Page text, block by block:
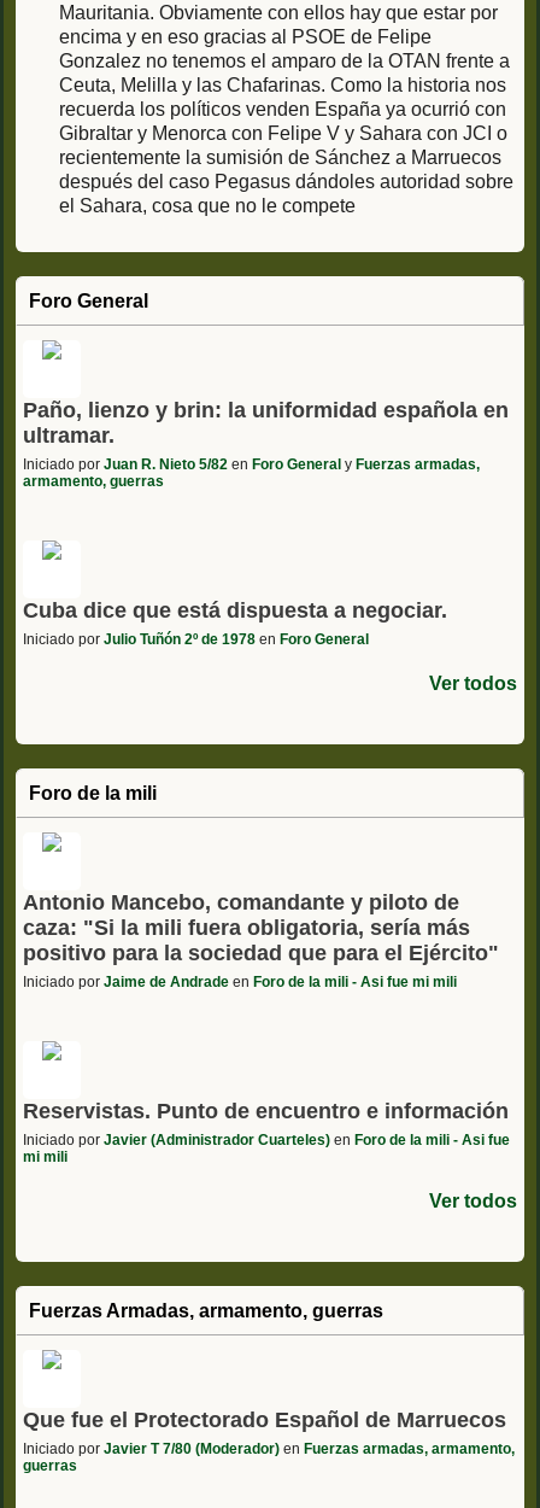
Mauritania. Obviamente con ellos hay que estar por
encima y en eso gracias al PSOE de Felipe
Gonzalez no tenemos el amparo de la OTAN frente a
Ceuta, Melilla y las Chafarinas. Como la historia nos
recuerda los políticos venden España ya ocurrió con
Gibraltar y Menorca con Felipe V y Sahara con JCI o
recientemente la sumisión de Sánchez a Marruecos
después del caso Pegasus dándoles autoridad sobre
el Sahara, cosa que no le compete
Foro General
Paño, lienzo y brin: la uniformidad española en
ultramar.
Iniciado por Juan R. Nieto 5/82 en Foro General y Fuerzas armadas,
armamento, guerras
Cuba dice que está dispuesta a negociar.
Iniciado por Julio Tuñón 2º de 1978 en Foro General
Ver todos
Foro de la mili
Antonio Mancebo, comandante y piloto de
caza: "Si la mili fuera obligatoria, sería más
positivo para la sociedad que para el Ejército"
Iniciado por Jaime de Andrade en Foro de la mili - Asi fue mi mili
Reservistas. Punto de encuentro e información
Iniciado por Javier (Administrador Cuarteles) en Foro de la mili - Asi fue
mi mili
Ver todos
Fuerzas Armadas, armamento, guerras
Que fue el Protectorado Español de Marruecos
Iniciado por Javier T 7/80 (Moderador) en Fuerzas armadas, armamento,
guerras